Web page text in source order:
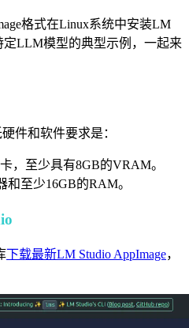
格式在Linux系统中安装LM
定LLM模型的典型示例，一起来
件和软件要求是：
，至少具有8GB的​​VRAM。
至少16GB的RAM。
下载最新LM Studio AppImage，